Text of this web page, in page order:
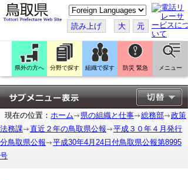
こ
の
ペ
ー
ジ
翻
訳
す
る
読み上げ 大 元
県外の方へ 分野で探す 組織で探す 防災 緊急 メニュー
現在の位置： ホーム 県の組織と仕事 総務部
政策
法務課
直近２年の鳥取県公報
平成３０年４月発行
分鳥取県公報
平成30年4月24日付鳥取県公報第8995
号